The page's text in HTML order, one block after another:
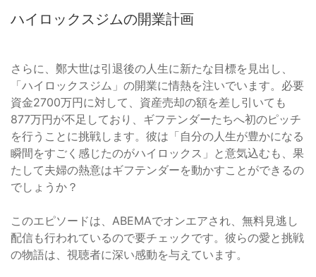
ハイロックスジムの開業計画
さらに、鄭大世は引退後の人生に新たな目標を見出し、
「ハイロックスジム」の開業に情熱を注いでいます。必要
資金2700万円に対して、資産売却の額を差し引いても
877万円が不足しており、ギフテンダーたちへ初のピッチ
を行うことに挑戦します。彼は「自分の人生が豊かになる
瞬間をすごく感じたのがハイロックス」と意気込むも、果
たして夫婦の熱意はギフテンダーを動かすことができるの
でしょうか？
このエピソードは、ABEMAでオンエアされ、無料見逃し
配信も行われているので要チェックです。彼らの愛と挑戦
の物語は、視聴者に深い感動を与えています。